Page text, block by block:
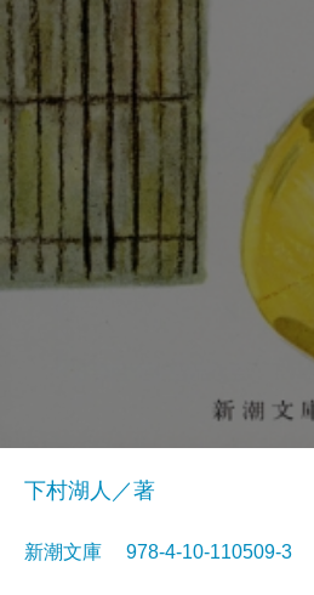
下村湖人／著
新潮文庫 978-4-10-110509-